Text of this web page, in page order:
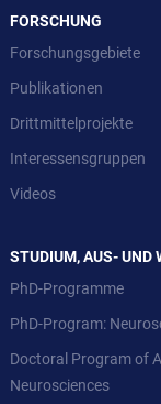
FORSCHUNG
Forschungsgebiete
Publikationen
Drittmittelprojekte
Interessensgruppen
Videos
STUDIUM, AUS- UND
PhD-Programme
PhD-Program:
Doctoral Program of
Neurosciences